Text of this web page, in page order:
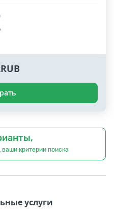
критерии поиска
услуги